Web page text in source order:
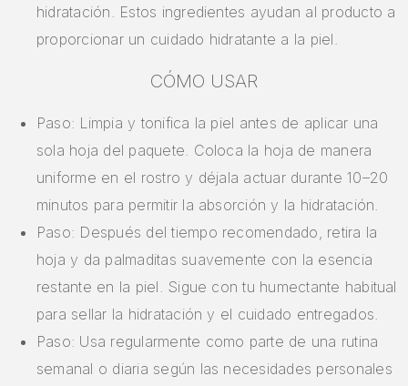
hidratación. Estos ingredientes ayudan al producto a
proporcionar un cuidado hidratante a la piel.
CÓMO USAR
Paso: Limpia y tonifica la piel antes de aplicar una
sola hoja del paquete. Coloca la hoja de manera
uniforme en el rostro y déjala actuar durante 10–20
minutos para permitir la absorción y la hidratación.
Paso: Después del tiempo recomendado, retira la
hoja y da palmaditas suavemente con la esencia
restante en la piel. Sigue con tu humectante habitual
para sellar la hidratación y el cuidado entregados.
Paso: Usa regularmente como parte de una rutina
semanal o diaria según las necesidades personales